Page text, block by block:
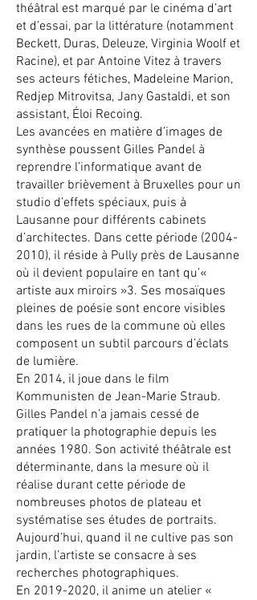
théâtral est marqué par le cinéma d’art
et d’essai, par la littérature (notamment
Beckett, Duras, Deleuze, Virginia Woolf et
Racine), et par Antoine Vitez à travers
ses acteurs fétiches, Madeleine Marion,
Redjep Mitrovitsa, Jany Gastaldi, et son
assistant, Éloi Recoing.
Les avancées en matière d’images de
synthèse poussent Gilles Pandel à
reprendre l’informatique avant de
travailler brièvement à Bruxelles pour un
studio d’effets spéciaux, puis à
Lausanne pour différents cabinets
d’architectes. Dans cette période (2004-
2010), il réside à Pully près de Lausanne
où il devient populaire en tant qu’«
artiste aux miroirs »3. Ses mosaïques
pleines de poésie sont encore visibles
dans les rues de la commune où elles
composent un subtil parcours d’éclats
de lumière.
En 2014, il joue dans le film
Kommunisten de Jean-Marie Straub.
Gilles Pandel n’a jamais cessé de
pratiquer la photographie depuis les
années 1980. Son activité théâtrale est
déterminante, dans la mesure où il
réalise durant cette période de
nombreuses photos de plateau et
systématise ses études de portraits.
Aujourd’hui, quand il ne cultive pas son
jardin, l’artiste se consacre à ses
recherches photographiques.
En 2019-2020, il anime un atelier «